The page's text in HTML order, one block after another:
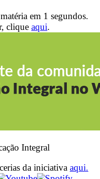
em 1 segundos.
clique aqui.
Integral
da iniciativa aqui.